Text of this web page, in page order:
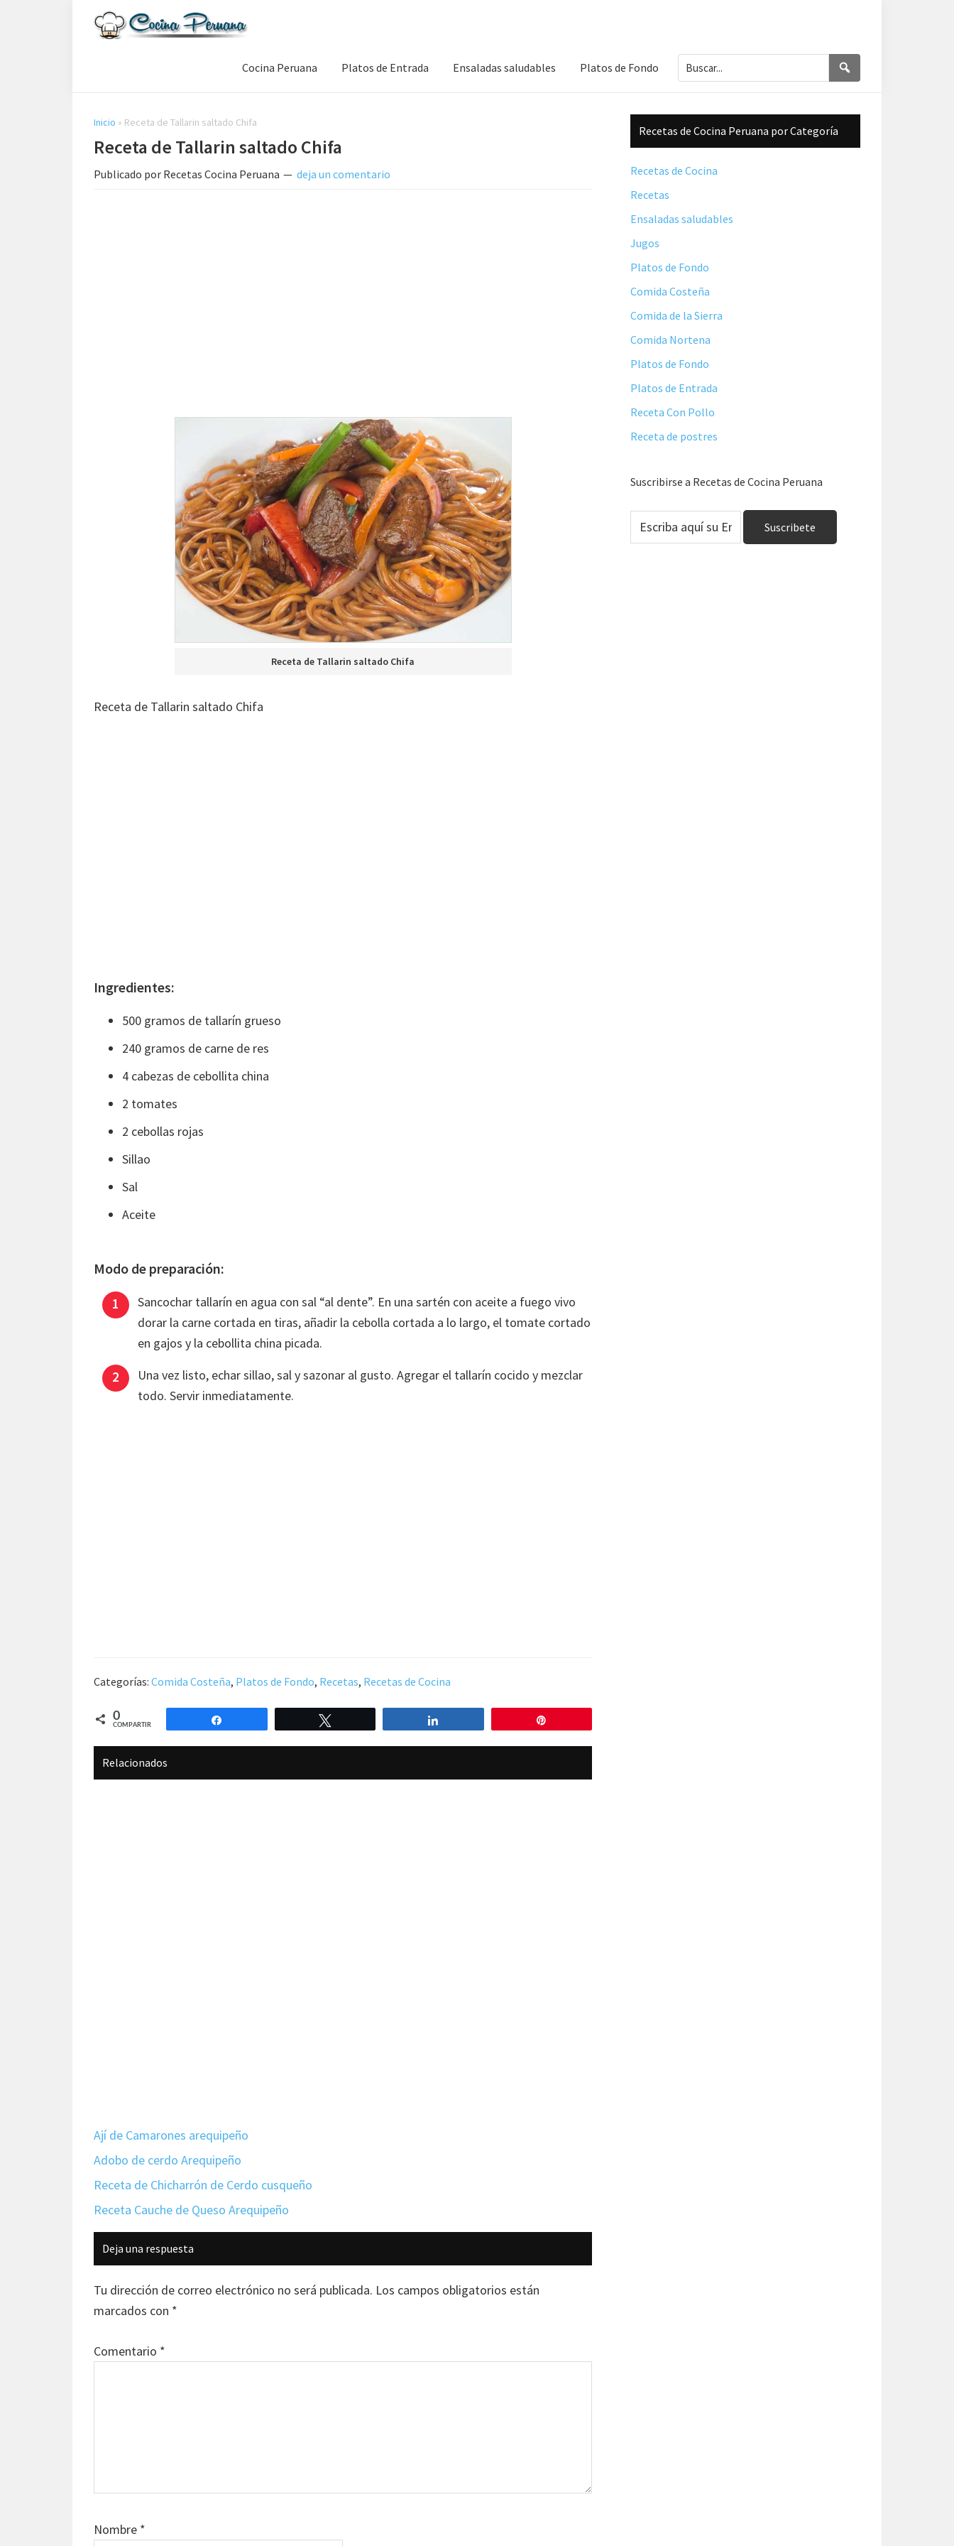
de
Comida
Peruana
Cocina Peruana Platos de Entrada Ensaladas saludables Platos de Fondo Buscar...
Inicio » Receta de Tallarin saltado Chifa
Receta de Tallarin saltado Chifa
Publicado por Recetas Cocina Peruana deja un comentario
Receta de Tallarin saltado Chifa
Receta de Tallarin saltado Chifa
Ingredientes:
500 gramos de tallarín grueso
240 gramos de carne de res
4 cabezas de cebollita china
2 tomates
2 cebollas rojas
Sillao
Sal
Aceite
Modo de preparación:
Sancochar tallarín en agua con sal “al dente”. En una sartén con aceite a fuego vivo
dorar la carne cortada en tiras, añadir la cebolla cortada a lo largo, el tomate cortado
en gajos y la cebollita china picada.
Una vez listo, echar sillao, sal y sazonar al gusto. Agregar el tallarín cocido y mezclar
todo. Servir inmediatamente.
Categorías: Comida Costeña, Platos de Fondo, Recetas, Recetas de Cocina
0
COMPARTIR
Relacionados
Ají de Camarones arequipeño
Adobo de cerdo Arequipeño
Receta de Chicharrón de Cerdo cusqueño
Receta Cauche de Queso Arequipeño
Interacciones
con
los
lectores
Deja una respuesta
Tu dirección de correo electrónico no será publicada. Los campos obligatorios están
marcados con *
Comentario *
Nombre *
Barra
lateral
principal
Recetas de Cocina Peruana por Categoría
Recetas de Cocina
Recetas
Ensaladas saludables
Jugos
Platos de Fondo
Comida Costeña
Comida de la Sierra
Comida Nortena
Platos de Fondo
Platos de Entrada
Receta Con Pollo
Receta de postres
Suscribirse a Recetas de Cocina Peruana